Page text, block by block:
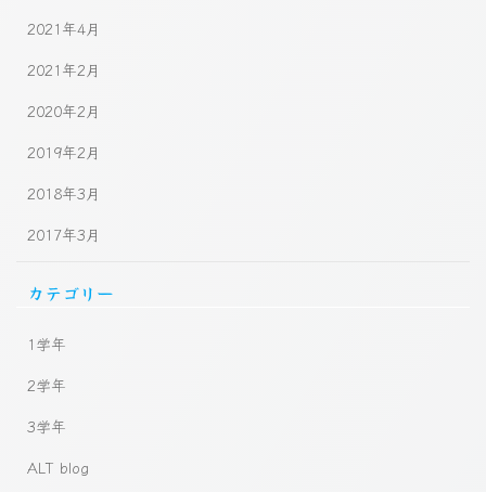
2021年4月
2021年2月
2020年2月
2019年2月
2018年3月
2017年3月
カテゴリー
1学年
2学年
3学年
ALT blog